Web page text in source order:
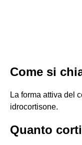
Come si
La forma attiva del
idrocortisone.
Quanto